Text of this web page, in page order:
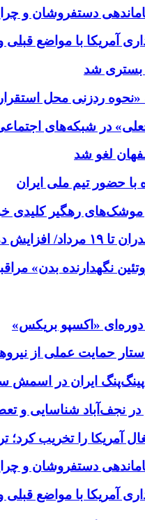
دستفروشان و
آمریکا با مواضع
بستری شد
«نحوه ردزنی محل
جعلی» در شبکه‌های
لغو شد
با حضور تیم ملی ایران
از یکشنبه
نگهدارنده بدن»
دوره‌ای «اکسپو بریکس»
حمایت عملی از
پینگ‌پنگ ایران در اسمش
در نجف‌آباد شناسایی و
آمریکا را تخریب کرد؛
دستفروشان و
آمریکا با مواضع